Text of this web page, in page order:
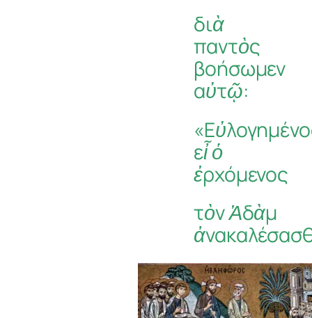
διὰ
παντὸς
βοήσωμεν
αὐτῷ:
εἶ ὁ
ἐρχόμενος
τὸν Ἀδὰμ